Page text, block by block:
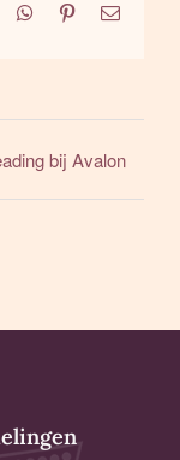
WhatsApp
Pinterest
E-
bij Avalon